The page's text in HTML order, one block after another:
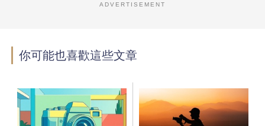
ADVERTISEMENT
你可能也喜歡這些文章